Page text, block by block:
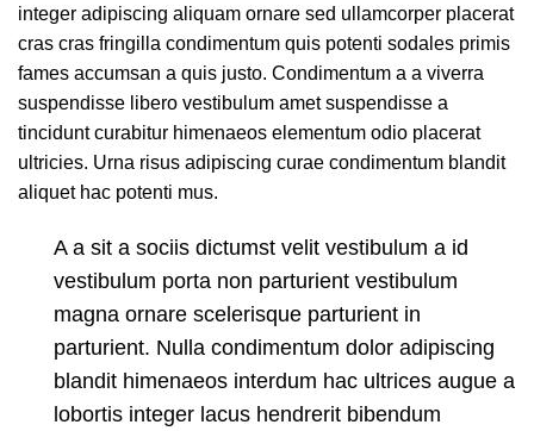
integer adipiscing aliquam ornare sed ullamcorper placerat
cras cras fringilla condimentum quis potenti sodales primis
fames accumsan a quis justo. Condimentum a a viverra
suspendisse libero vestibulum amet suspendisse a
tincidunt curabitur himenaeos elementum odio placerat
ultricies. Urna risus adipiscing curae condimentum blandit
aliquet hac potenti mus.
A a sit a sociis dictumst velit vestibulum a id
vestibulum porta non parturient vestibulum
magna ornare scelerisque parturient in
parturient. Nulla condimentum dolor adipiscing
blandit himenaeos interdum hac ultrices augue a
lobortis integer lacus hendrerit bibendum